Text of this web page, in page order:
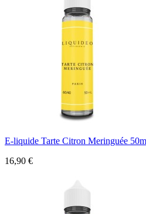
E-liquide Tarte Citron Meringuée
16,90 €